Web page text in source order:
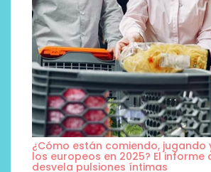
¿Cómo están comiendo, jugando
los europeos en 2025? El informe
desvela pulsiones íntimas